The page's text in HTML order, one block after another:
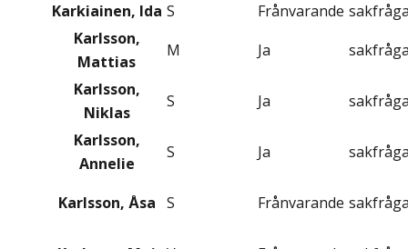
Karkiainen, Ida S Frånvarande
Karlsson,
Mattias
M Ja
Karlsson,
Niklas
S Ja
Karlsson,
Annelie
S Ja
Karlsson, Åsa S Frånvarande